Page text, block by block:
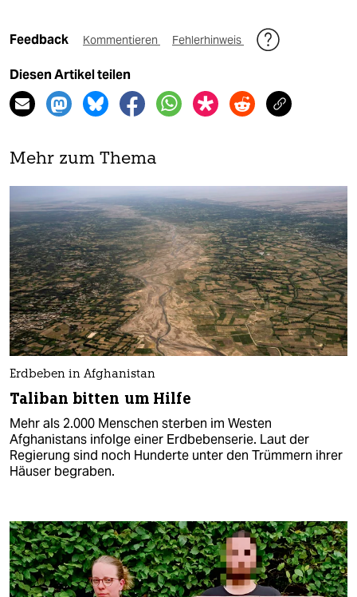
Feedback Kommentieren Fehlerhinweis
Diesen Artikel teilen
Mehr zum Thema
Erdbeben in Afghanistan
Taliban bitten um Hilfe
Mehr als 2.000 Menschen sterben im Westen
Afghanistans infolge einer Erdbebenserie. Laut der
Regierung sind noch Hunderte unter den Trümmern ihrer
Häuser begraben.